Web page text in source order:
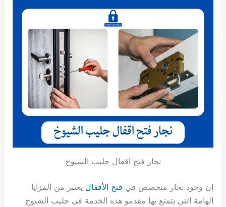
نجار فتح اقفال جليب الشيوخ
إن وجود نجار متخصص في فتح الأقفال يعتبر من المزايا
الهامة التي يتمتع بها مقدمو هذه الخدمة في جليب الشيوخ